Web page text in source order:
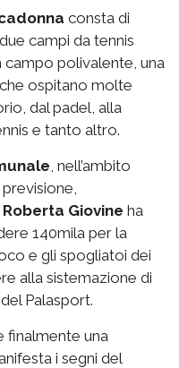
consta di
campi da tennis
campo polivalente, una
ospitano molte
dal padel, alla
e tanto altro.
, nell’ambito
Roberta Giovine ha
140mila per la
e gli spogliatoi dei
alla sistemazione di
Palasport.
finalmente una
i segni del